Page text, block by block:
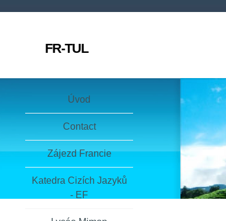
FR-TUL
Úvod
Contact
Zájezd Francie
Katedra Cizích Jazyků
- EF